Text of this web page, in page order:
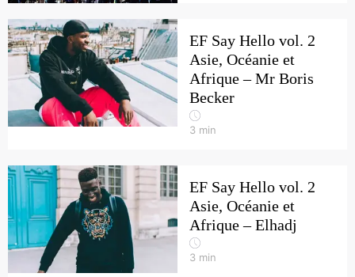
EF Say Hello vol. 2
Asie, Océanie et
Afrique – Mr Boris
Becker
3 min
EF Say Hello vol. 2
Asie, Océanie et
Afrique – Elhadj
3 min